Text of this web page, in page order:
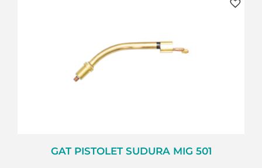
GAT PISTOLET SUDURA MIG 501